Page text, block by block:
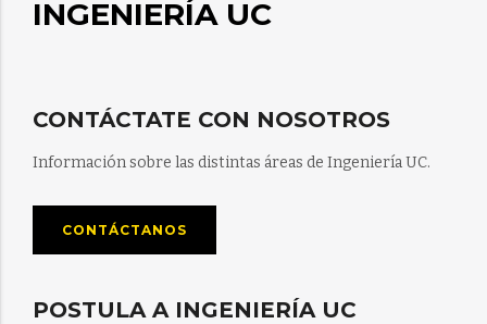
INGENIERÍA UC
CONTÁCTATE CON NOSOTROS
Información sobre las distintas áreas de Ingeniería UC.
CONTÁCTANOS
POSTULA A INGENIERÍA UC